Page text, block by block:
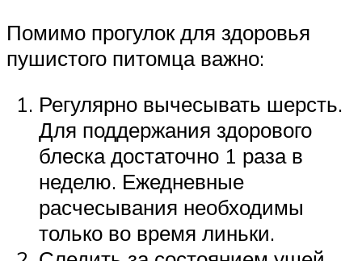
Помимо прогулок для здоровья
пушистого питомца важно:
Регулярно вычесывать шерсть.
Для поддержания здорового
блеска достаточно 1 раза в
неделю. Ежедневные
расчесывания необходимы
только во время линьки.